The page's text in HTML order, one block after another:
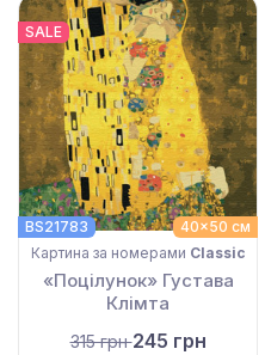
SALE
40x50 см
BS21783
Картина за номерами Classic
«Поцілунок» Густава
Клімта
315 грн245 грн